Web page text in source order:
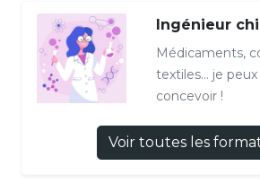
Ingénieur
Médicaments,
textiles… je
concevoir !
Voir toutes les